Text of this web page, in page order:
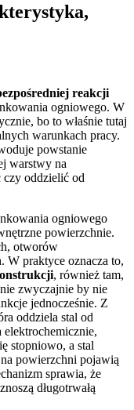
reakcji
ogniowego. W
bo to właśnie tutaj
warunkach pracy.
powstanie
warstwy na
czy oddzielić od
ogniowego
powierzchnie.
otworów
W praktyce oznacza to,
, również tam,
zwyczajnie by nie
jednocześnie. Z
oddziela stal od
stopniowo, a stal
powierzchni pojawią
sprawia, że
długotrwałą